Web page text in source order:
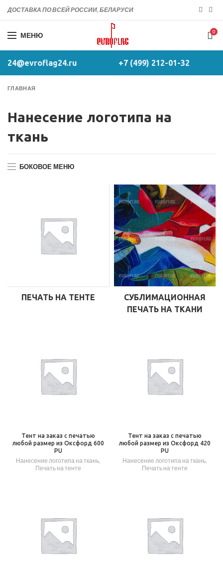
ДОСТАВКА ПО ВСЕЙ РОССИИ, БЕЛАРУСИ
МЕНЮ 0
24@evroflag24.ru +7 (499) 212-01-32
ГЛАВНАЯ
Нанесение логотипа на
ткань
БОКОВОЕ МЕНЮ
ПЕЧАТЬ НА ТЕНТЕ
СУБЛИМАЦИОННАЯ
ПЕЧАТЬ НА ТКАНИ
Тент на заказ с печатью
любой размер из Оксфорд 600
PU
Нанесение логотипа на ткань,
Печать на тенте
Тент на заказ с печатью
любой размер из Оксфорд 420
PU
Нанесение логотипа на ткань,
Печать на тенте